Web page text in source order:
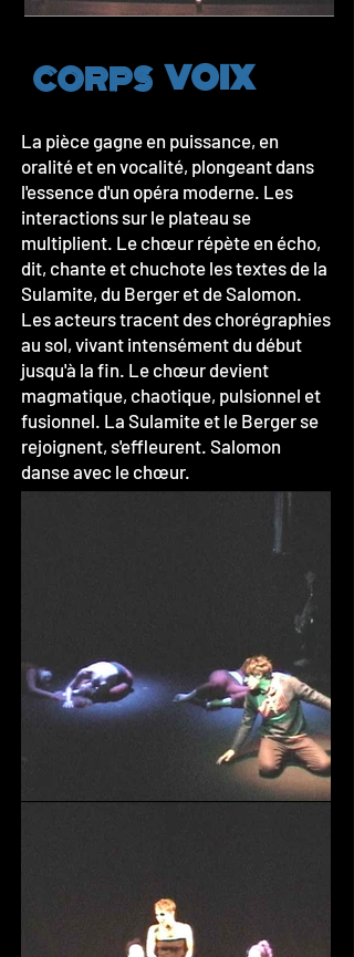
CORPS VOIX
La pièce gagne en puissance, en
oralité et en vocalité, plongeant dans
l'essence d'un opéra moderne. Les
interactions sur le plateau se
multiplient. Le chœur répète en écho,
dit, chante et chuchote les textes de la
Sulamite, du Berger et de Salomon.
Les acteurs tracent des chorégraphies
au sol, vivant intensément du début
jusqu'à la fin. Le chœur devient
magmatique, chaotique, pulsionnel et
fusionnel. La Sulamite et le Berger se
rejoignent, s'effleurent. Salomon
danse avec le chœur.